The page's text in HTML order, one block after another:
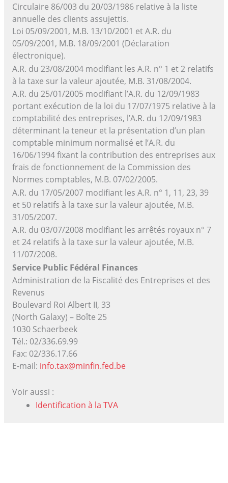
Circulaire 86/003 du 20/03/1986 relative à la liste
annuelle des clients assujettis.
Loi 05/09/2001, M.B. 13/10/2001 et A.R. du
05/09/2001, M.B. 18/09/2001 (Déclaration
électronique).
A.R. du 23/08/2004 modifiant les A.R. n° 1 et 2 relatifs
à la taxe sur la valeur ajoutée, M.B. 31/08/2004.
A.R. du 25/01/2005 modifiant l’A.R. du 12/09/1983
portant exécution de la loi du 17/07/1975 relative à la
comptabilité des entreprises, l’A.R. du 12/09/1983
déterminant la teneur et la présentation d’un plan
comptable minimum normalisé et l’A.R. du
16/06/1994 fixant la contribution des entreprises aux
frais de fonctionnement de la Commission des
Normes comptables, M.B. 07/02/2005.
A.R. du 17/05/2007 modifiant les A.R. n° 1, 11, 23, 39
et 50 relatifs à la taxe sur la valeur ajoutée, M.B.
31/05/2007.
A.R. du 03/07/2008 modifiant les arrêtés royaux n° 7
et 24 relatifs à la taxe sur la valeur ajoutée, M.B.
11/07/2008.
Service Public Fédéral Finances
Administration de la Fiscalité des Entreprises et des
Revenus
Boulevard Roi Albert II, 33
(North Galaxy) – Boîte 25
1030 Schaerbeek
Tél.: 02/336.69.99
Fax: 02/336.17.66
E-mail: info.tax@minfin.fed.be
Voir aussi :
Identification à la TVA